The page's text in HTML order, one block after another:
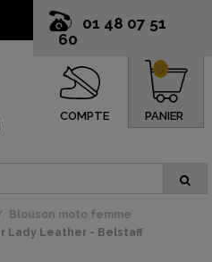
01 48 07 51
60
COMPTE PANIER
0
Blouson moto femme
Lady Leather - Belstaff